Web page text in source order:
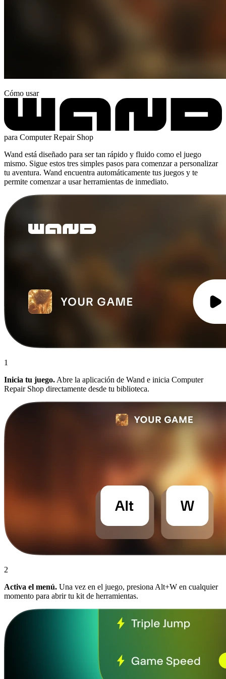
Cómo usar
para Computer Repair Shop
Wand está diseñado para ser tan rápido y fluido como el juego
mismo. Sigue estos tres simples pasos para comenzar a personalizar
tu aventura. Wand encuentra automáticamente tus juegos y te
permite comenzar a usar herramientas de inmediato.
1
Inicia tu juego. Abre la aplicación de Wand e inicia Computer
Repair Shop directamente desde tu biblioteca.
2
Activa el menú. Una vez en el juego, presiona Alt+W en cualquier
momento para abrir tu kit de herramientas.